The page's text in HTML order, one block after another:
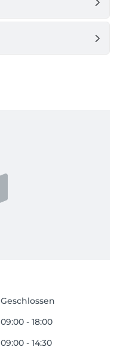
Geschlossen
09:00 - 18:00
09:00 - 14:30